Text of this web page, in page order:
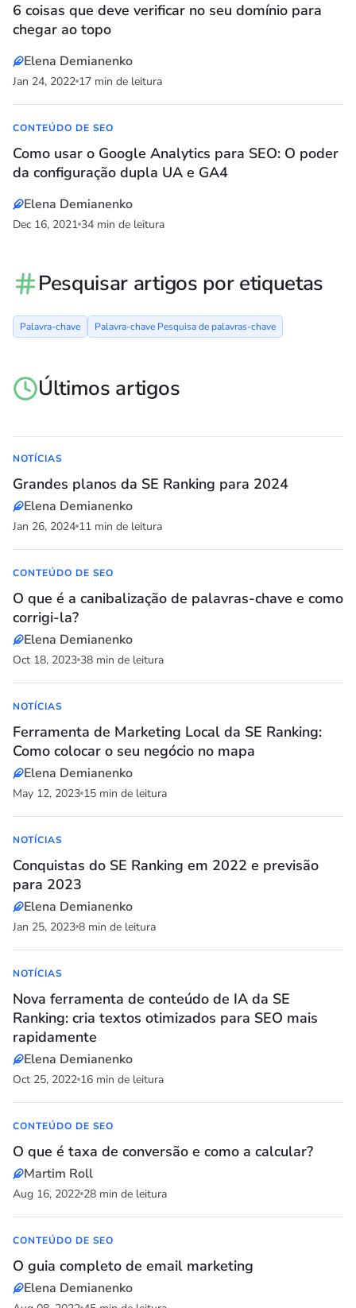
6 coisas que deve verificar no seu domínio para
chegar ao topo
Elena Demianenko
Jan 24, 2022 17 min de leitura
CONTEÚDO DE SEO
Como usar o Google Analytics para SEO: O poder
da configuração dupla UA e GA4
Elena Demianenko
Dec 16, 2021 34 min de leitura
Pesquisar artigos por etiquetas
Palavra-chave Palavra-chave Pesquisa de palavras-chave
Últimos artigos
NOTÍCIAS
Grandes planos da SE Ranking para 2024
Elena Demianenko
Jan 26, 2024 11 min de leitura
CONTEÚDO DE SEO
O que é a canibalização de palavras-chave e como
corrigi-la?
Elena Demianenko
Oct 18, 2023 38 min de leitura
NOTÍCIAS
Ferramenta de Marketing Local da SE Ranking:
Como colocar o seu negócio no mapa
Elena Demianenko
May 12, 2023 15 min de leitura
NOTÍCIAS
Conquistas do SE Ranking em 2022 e previsão
para 2023
Elena Demianenko
Jan 25, 2023 8 min de leitura
NOTÍCIAS
Nova ferramenta de conteúdo de IA da SE
Ranking: cria textos otimizados para SEO mais
rapidamente
Elena Demianenko
Oct 25, 2022 16 min de leitura
CONTEÚDO DE SEO
O que é taxa de conversão e como a calcular?
Martim Roll
Aug 16, 2022 28 min de leitura
CONTEÚDO DE SEO
O guia completo de email marketing
Elena Demianenko